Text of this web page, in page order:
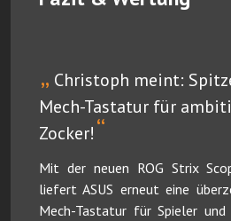
„ Christoph meint:
Mech-Tastatur für
Zocker!“
Mit der neuen ROG Strix
liefert ASUS erneut eine
Mech-Tastatur für Spieler und